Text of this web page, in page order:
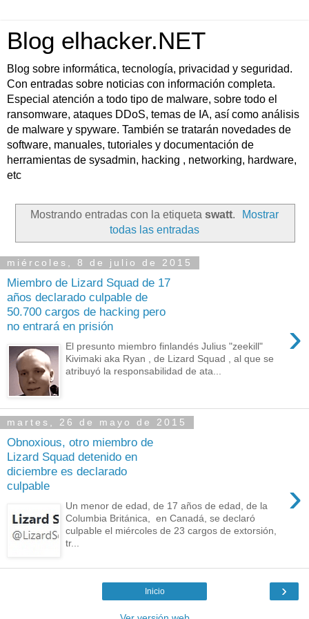
Blog elhacker.NET
Blog sobre informática, tecnología, privacidad y seguridad.
Con entradas sobre noticias con información completa.
Especial atención a todo tipo de malware, sobre todo el
ransomware, ataques DDoS, temas de IA, así como análisis
de malware y spyware. También se tratarán novedades de
software, manuales, tutoriales y documentación de
herramientas de sysadmin, hacking , networking, hardware,
etc
Mostrando entradas con la etiqueta swatt.
Mostrar
todas las entradas
miércoles, 8 de julio de 2015
Miembro de Lizard Squad de 17
años declarado culpable de
50.700 cargos de hacking pero
no entrará en prisión
›
El presunto miembro finlandés Julius "zeekill"
Kivimaki aka Ryan , de Lizard Squad , al que se
atribuyó la responsabilidad de ata...
martes, 26 de mayo de 2015
Obnoxious, otro miembro de
Lizard Squad detenido en
diciembre es declarado
culpable
›
Un menor de edad, de 17 años de edad, de la
Columbia Británica, en Canadá, se declaró
culpable el miércoles de 23 cargos de extorsión,
tr...
›
Inicio